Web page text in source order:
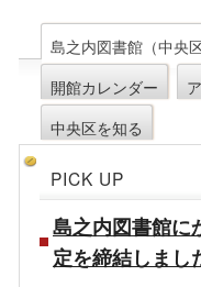
島之内図書館（中央区
開館カレンダー
中央区を知る
PICK UP
島之内図書館に
定を締結しまし